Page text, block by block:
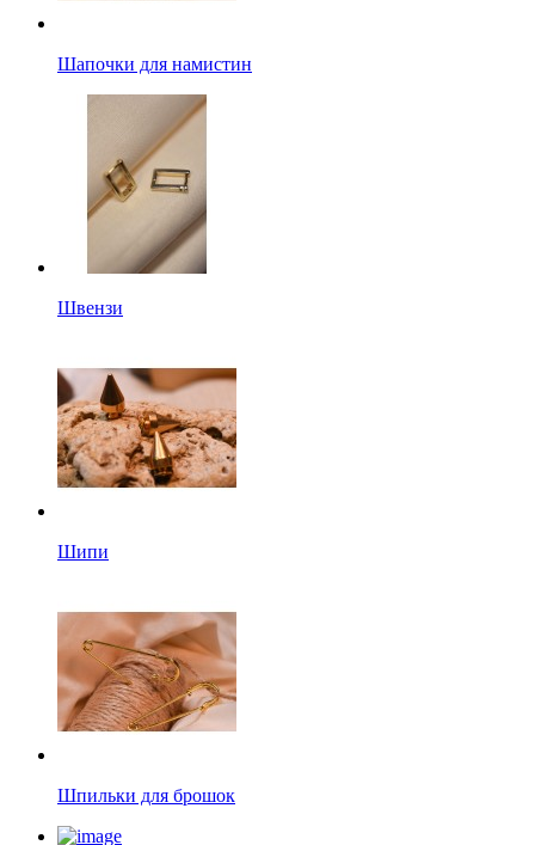
Шапочки для намистин
Швензи
Шипи
Шпильки для брошок